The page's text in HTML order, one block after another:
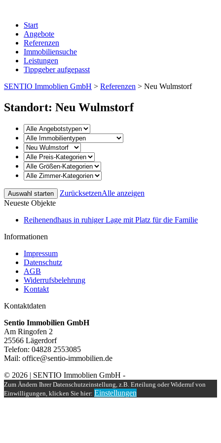
Start
Angebote
Referenzen
Immobiliensuche
Leistungen
Tippgeber aufgepasst
SENTIO Immoblien GmbH > Referenzen > Neu Wulmstorf
Standort: Neu Wulmstorf
ZurücksetzenAlle anzeigen
Neueste Objekte
Reihenendhaus in ruhiger Lage mit Platz für die Familie
Informationen
Impressum
Datenschutz
AGB
Widerrufsbelehrung
Kontakt
Kontaktdaten
Sentio Immobilien GmbH
Am Ringofen 2
25566 Lägerdorf
Telefon: 04828 2553085
Mail: office@sentio-immobilien.de
© 2026 | SENTIO Immoblien GmbH -
Zum Ändern Ihrer Datenschutzeinstellung, z.B. Erteilung oder Widerruf von
Einwilligungen, klicken Sie hier: Einstellungen